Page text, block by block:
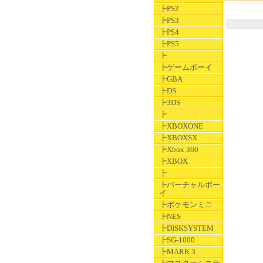
┣PS2
┣PS3
┣PS4
┣PS5
┣
┣ゲームボーイ
┣GBA
┣DS
┣3DS
┣
┣XBOXONE
┣XBOXSX
┣Xbox 360
┣XBOX
┣
┣バーチャルボー
イ
┣ポケモンミニ
┣NES
┣DISKSYSTEM
┣SG-1000
┣MARK 3